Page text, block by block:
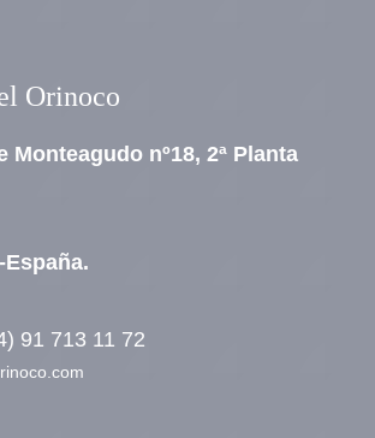
Orinoco
Monteagudo nº18, 2ª Planta
España.
91 713 11 72